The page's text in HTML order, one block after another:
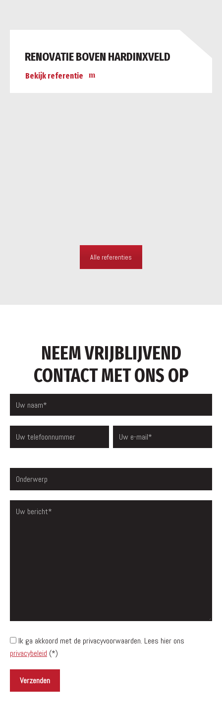
RENOVATIE BOVEN HARDINXVELD
Bekijk referentie
Alle referenties
NEEM VRIJBLIJVEND
CONTACT MET ONS OP
Ik ga akkoord met de privacyvoorwaarden. Lees hier ons
privacybeleid (*)